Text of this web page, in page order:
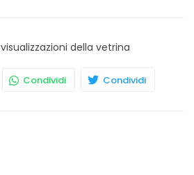
visualizzazioni della vetrina
Condividi Condividi